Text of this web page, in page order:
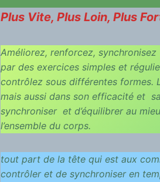
Plus Vite, Plus Loin, Plus
Améliorez, renforcez,
par des exercices simples et
contrôlez sous différentes formes.
mais aussi dans son efficacité et
synchroniser et d’équilibrer au
l’ensemble du corps.
tout part de la tête qui est aux
contrôler et de synchroniser en